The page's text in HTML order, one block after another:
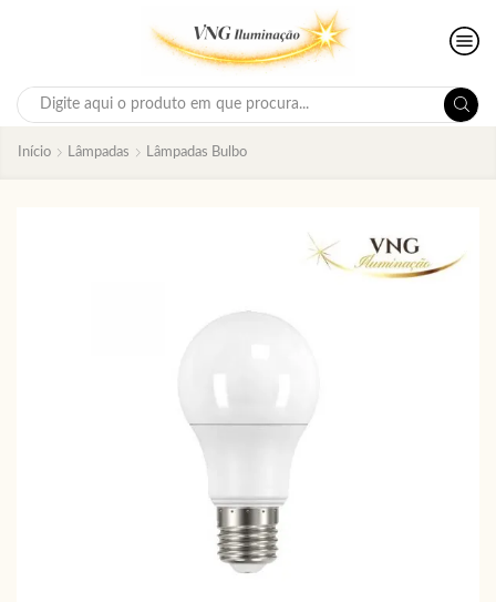
Search
Início Lâmpadas Lâmpadas Bulbo